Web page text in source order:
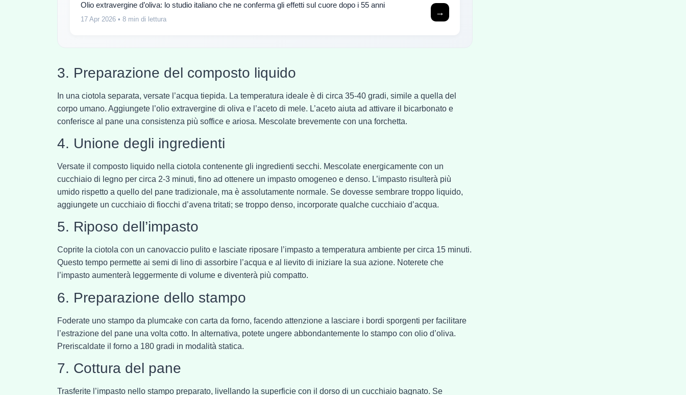
Olio extravergine d’oliva: lo studio italiano che ne conferma gli effetti sul cuore dopo i 55 anni
17 Apr 2026 • 8 min di lettura
→
3. Preparazione del composto liquido
In una ciotola separata, versate l’acqua tiepida. La temperatura ideale è di circa 35-40 gradi, simile a quella del
corpo umano. Aggiungete l’olio extravergine di oliva e l’aceto di mele. L’aceto aiuta ad attivare il bicarbonato e
conferisce al pane una consistenza più soffice e ariosa. Mescolate brevemente con una forchetta.
4. Unione degli ingredienti
Versate il composto liquido nella ciotola contenente gli ingredienti secchi. Mescolate energicamente con un
cucchiaio di legno per circa 2-3 minuti, fino ad ottenere un impasto omogeneo e denso. L’impasto risulterà più
umido rispetto a quello del pane tradizionale, ma è assolutamente normale. Se dovesse sembrare troppo liquido,
aggiungete un cucchiaio di fiocchi d’avena tritati; se troppo denso, incorporate qualche cucchiaio d’acqua.
5. Riposo dell’impasto
Coprite la ciotola con un canovaccio pulito e lasciate riposare l’impasto a temperatura ambiente per circa 15 minuti.
Questo tempo permette ai semi di lino di assorbire l’acqua e al lievito di iniziare la sua azione. Noterete che
l’impasto aumenterà leggermente di volume e diventerà più compatto.
6. Preparazione dello stampo
Foderate uno stampo da plumcake con carta da forno, facendo attenzione a lasciare i bordi sporgenti per facilitare
l’estrazione del pane una volta cotto. In alternativa, potete ungere abbondantemente lo stampo con olio d’oliva.
Preriscaldate il forno a 180 gradi in modalità statica.
7. Cottura del pane
Trasferite l’impasto nello stampo preparato, livellando la superficie con il dorso di un cucchiaio bagnato. Se